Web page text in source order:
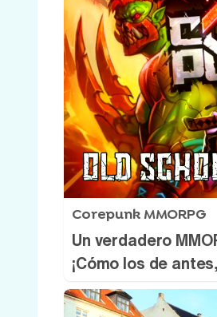
Corepunk MMORPG
Un verdadero
¡Cómo los de